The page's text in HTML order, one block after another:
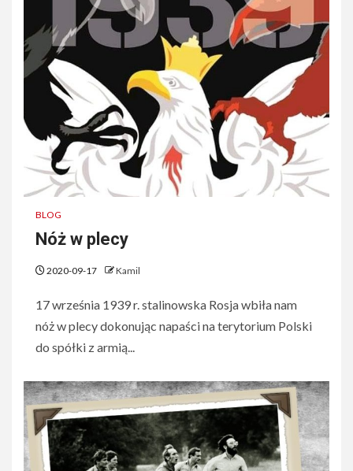
BLOG
Nóż w plecy
2020-09-17 Kamil
17 września 1939 r. stalinowska Rosja wbiła nam
nóż w plecy dokonując napaści na terytorium Polski
do spółki z armią...